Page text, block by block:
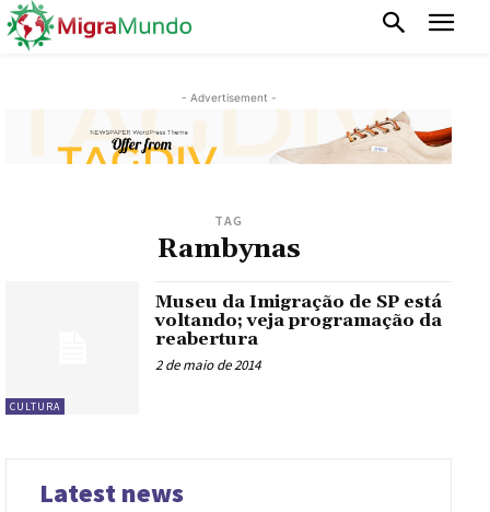
- Advertisement -
TAG
Rambynas
CULTURA
Museu da Imigração de SP está
voltando; veja programação da
reabertura
2 de maio de 2014
Latest news